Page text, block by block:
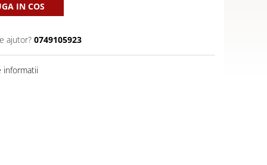
IN COS
ajutor? 0749105923
informatii